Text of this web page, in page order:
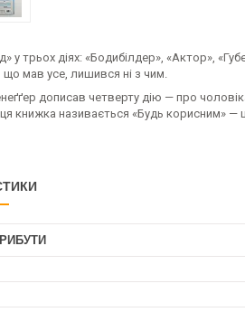
у трьох діях: «Бодибілдер», «Актор»,
що мав усе, лишився ні з чим.
дописав четверту дію — про
книжка називається «Будь корисним»